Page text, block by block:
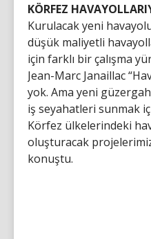
KÖRFEZ
Kurulacak yeni
düşük maliyetli
için farklı bir çalışma
Jean-Marc Janaillac
yok. Ama yeni
iş seyahatleri sunmak
Körfez ülkelerindeki
oluşturacak
konuştu.